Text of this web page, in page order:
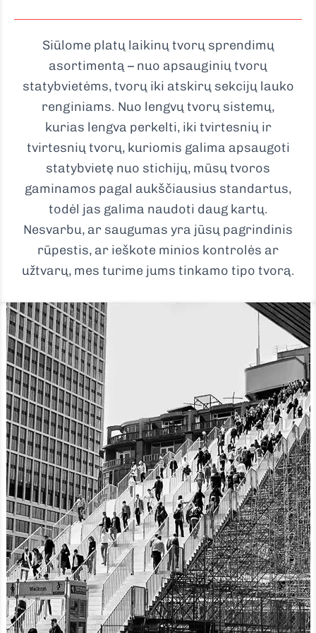
Siūlome platų laikinų tvorų sprendimų
asortimentą – nuo ​​apsauginių tvorų
statybvietėms, tvorų iki atskirų sekcijų lauko
renginiams. Nuo lengvų tvorų sistemų,
kurias lengva perkelti, iki tvirtesnių ir
tvirtesnių tvorų, kuriomis galima apsaugoti
statybvietę nuo stichijų, mūsų tvoros
gaminamos pagal aukščiausius standartus,
todėl jas galima naudoti daug kartų.
Nesvarbu, ar saugumas yra jūsų pagrindinis
rūpestis, ar ieškote minios kontrolės ar
užtvarų, mes turime jums tinkamo tipo tvorą.